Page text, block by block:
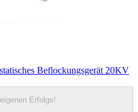
Beflockungsgerät 20KV
Erfolgs!